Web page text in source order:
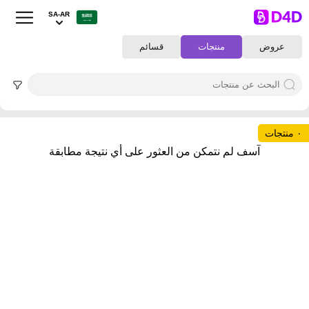
عروض منتجات قسائم
SA-AR
٠ منتجات
آسف لم نتمكن من العثور على أي نتيجة مطابقة